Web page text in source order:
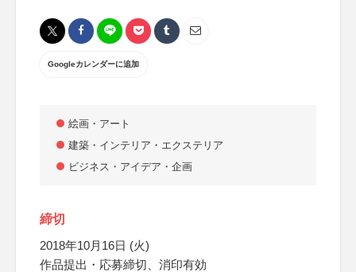
Googleカレンダーに追加
絵画・アート
建築・インテリア・エクステリア
ビジネス・アイデア・企画
締切
2018年10月16日 (火)
作品提出・応募締切、消印有効